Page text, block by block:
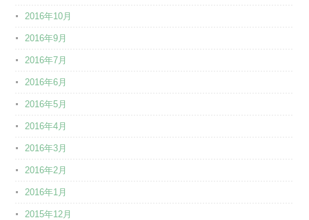
2016年10月
2016年9月
2016年7月
2016年6月
2016年5月
2016年4月
2016年3月
2016年2月
2016年1月
2015年12月